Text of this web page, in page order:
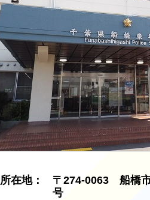
所在地： 〒274-0063船橋
号